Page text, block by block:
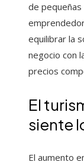
de pequeñas
equilibrar la
negocio con
precios
El
siente
El aumento